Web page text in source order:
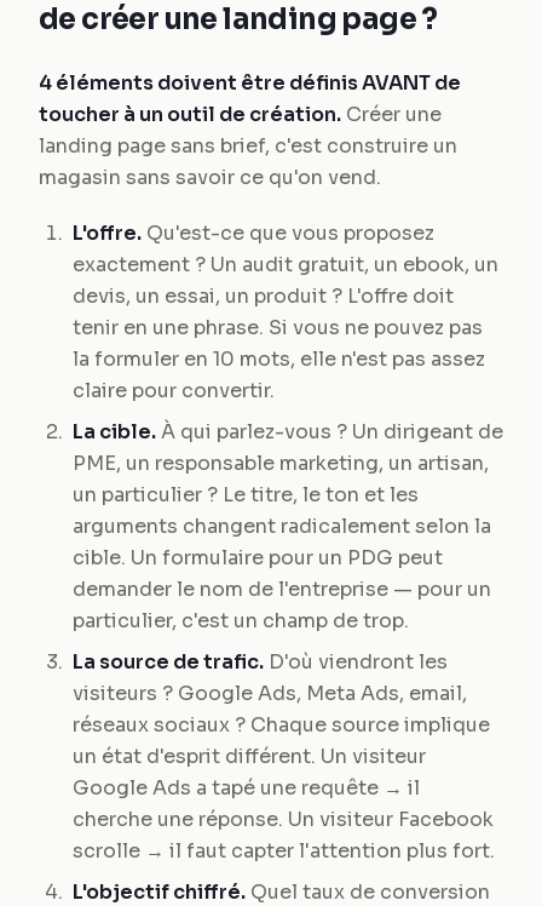
de créer une landing page ?
4 éléments doivent être définis AVANT de
toucher à un outil de création. Créer une
landing page sans brief, c'est construire un
magasin sans savoir ce qu'on vend.
L'offre. Qu'est-ce que vous proposez
exactement ? Un audit gratuit, un ebook, un
devis, un essai, un produit ? L'offre doit
tenir en une phrase. Si vous ne pouvez pas
la formuler en 10 mots, elle n'est pas assez
claire pour convertir.
La cible.À qui parlez-vous ? Un dirigeant de
PME, un responsable marketing, un artisan,
un particulier ? Le titre, le ton et les
arguments changent radicalement selon la
cible. Un formulaire pour un PDG peut
demander le nom de l'entreprise — pour un
particulier, c'est un champ de trop.
La source de trafic. D'où viendront les
visiteurs ? Google Ads, Meta Ads, email,
réseaux sociaux ? Chaque source implique
un état d'esprit différent. Un visiteur
Google Ads a tapé une requête → il
cherche une réponse. Un visiteur Facebook
scrolle → il faut capter l'attention plus fort.
L'objectif chiffré. Quel taux de conversion